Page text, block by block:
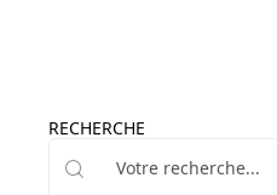
RECHERCHE